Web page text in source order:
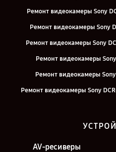
Ремонт видеокамеры Sony
Ремонт видеокамеры Sony
Ремонт видеокамеры Sony
Ремонт видеокамеры Sony
Ремонт видеокамеры Sony
Ремонт видеокамеры Sony
AV-ресиверы